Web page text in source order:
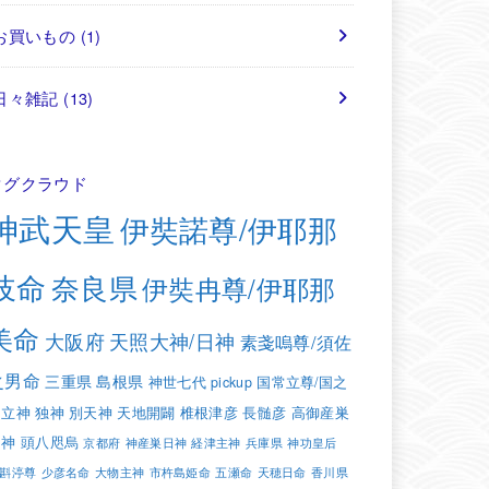
買いもの (1)
々雑記 (13)
クラウド
武天皇 伊奘諾尊/伊耶那
命奈良県伊奘冉尊/伊耶那
命 大阪府天照大神/日神 素戔嗚尊/須佐
命 三重県 島根県 神世七代 pickup 国常立尊/国之
神 独神 別天神 天地開闢 椎根津彦 長髄彦 高御産巣
頭八咫烏 京都府 神産巣日神 経津主神 兵庫県 神功皇后
渟尊 少彦名命 大物主神 市杵島姫命 五瀬命 天穂日命 香川県